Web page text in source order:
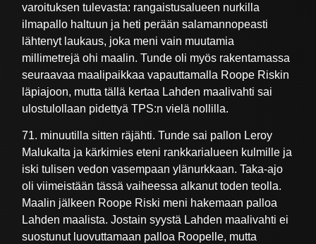
varoituksen tulevasta: rangaistusalueen nurkilla
ilmapallo haltuun ja heti perään salamannopeasti
lähtenyt laukaus, joka meni vain muutamia
millimetrejä ohi maalin. Tunde oli myös rakentamassa
seuraavaa maalipaikkaa vapauttamalla Roope Riskin
läpiajoon, mutta tällä kertaa Lahden maalivahti sai
ulostulollaan pidettyä TPS:n vielä nollilla.
71. minuutilla sitten räjähti. Tunde sai pallon Leroy
Malukalta ja kärkimies eteni rankkarialueen kulmille ja
iski tulisen vedon vasempaan ylänurkkaan. Taka-ajo
oli viimeistään tässä vaiheessa alkanut toden teolla.
Maalin jälkeen Roope Riski meni hakemaan palloa
Lahden maalista. Jostain syystä Lahden maalivahti ei
suostunut luovuttamaan palloa Roopelle, mutta